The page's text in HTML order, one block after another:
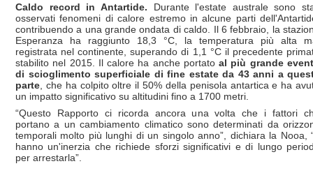
Caldo record in Antartide. Durante l'estate australe sono
osservati fenomeni di calore estremo in alcune parti
contribuendo a una grande ondata di caldo. Il 6 febbraio, la
Esperanza ha raggiunto 18,3 °C, la temperatura più alta
registrata nel continente, superando di 1,1 °C il precedente
stabilito nel 2015. Il calore ha anche portatoal più grande
di scioglimento superficiale di fine estate da 43 anni a
parte , che ha colpito oltre il 50% della penisola antartica e ha
un impatto significativo su altitudini fino a 1700 metri.
“Questo Rapporto ci ricorda ancora una volta che i fattori
portano a un cambiamento climatico sono determinati da
temporali molto più lunghi di un singolo anno”, dichiara la Nooa,
hanno un'inerzia che richiede sforzi significativi e di lungo
per arrestarla”.